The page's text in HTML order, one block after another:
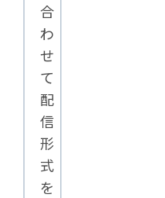
合
わ
せ
て
配
信
形
式
を